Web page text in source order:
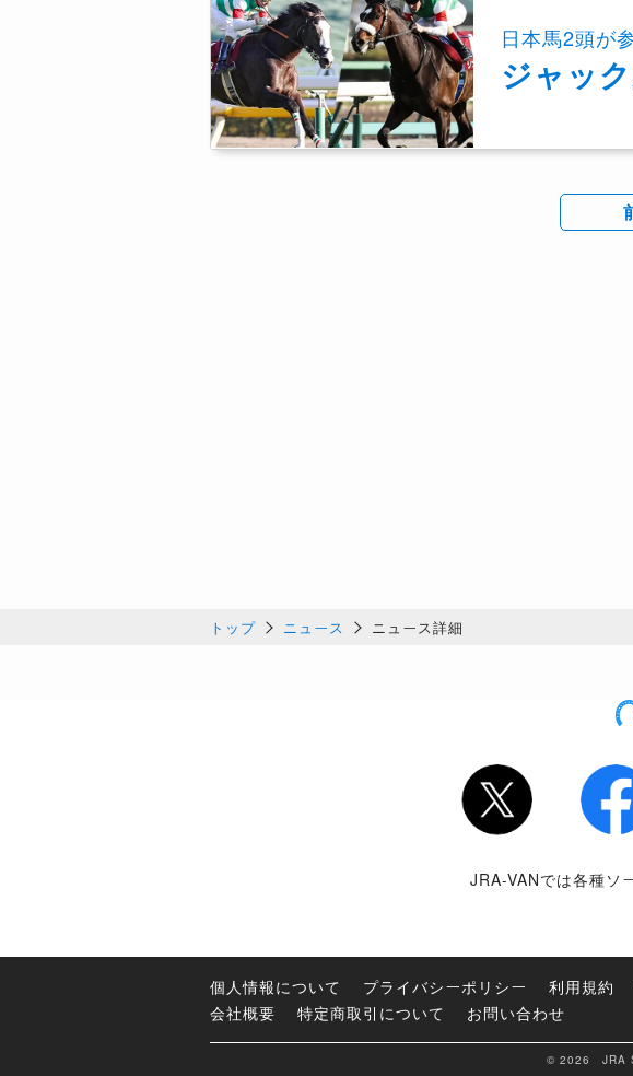
日本馬2頭が
ジャッ
トップ ニュース ニュース詳細
Twitter
JRA-VANでは各種ソ
個人情報について プライバシーポリシー 利用規約
会社概要
特定商取引について お問い合わせ
© 2026 JRA